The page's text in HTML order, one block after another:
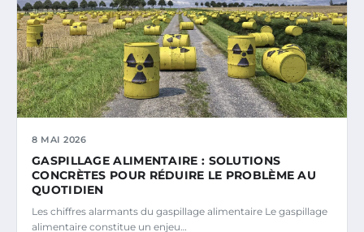
8 MAI 2026
GASPILLAGE ALIMENTAIRE : SOLUTIONS
CONCRÈTES POUR RÉDUIRE LE PROBLÈME AU
QUOTIDIEN
Les chiffres alarmants du gaspillage alimentaire Le gaspillage
alimentaire constitue un enjeu…